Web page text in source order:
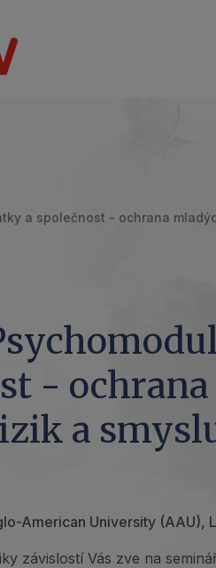
a společnost - ochrana
-
a
American University (AAU),
závislostí Vás zve na